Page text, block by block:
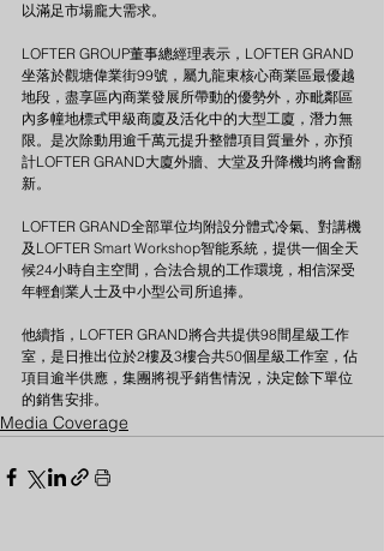
以滿足市場龐大需求。
LOFTER GROUP董事總經理表示，LOFTER GRAND
坐落於觀塘偉業街99號，屬九龍東核心商業區最優越
地段，盡享區內商業發展所帶動的優勢外，亦毗鄰區
內多幢地標式甲級商廈及活化中的大型工廈，潛力無
限。是次除動用逾千萬元提升整體項目質量外，亦預
計LOFTER GRAND大廈外牆、大堂及升降機均將會翻
新。
LOFTER GRAND全部單位均附設分體式冷氣、對講機
及LOFTER Smart Workshop智能系統，提供一個全天
候24小時自主空間，合法合規的工作環境，相信深受
年輕創業人士及中小型公司所追捧。
他續指，LOFTER GRAND將合共提供98間星級工作
室，是日推出位於2樓及3樓合共50個星級工作室，佔
項目逾半供應，集團將視乎銷售情況，決定餘下單位
的銷售安排。
Media Coverage